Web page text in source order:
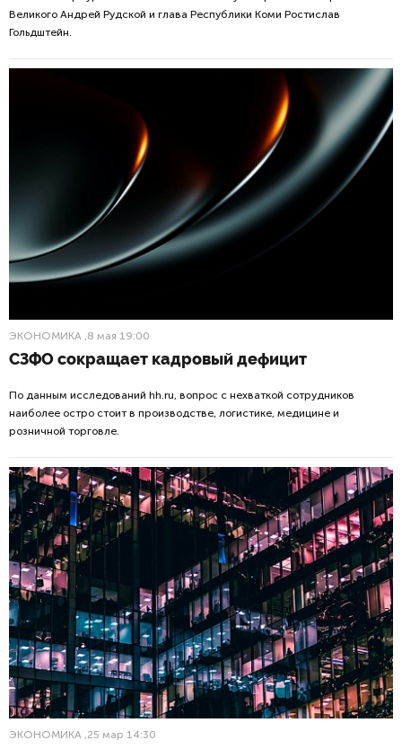
Великого Андрей Рудской и глава Республики Коми Ростислав
Гольдштейн.
ЭКОНОМИКА ,8 мая 19:00
СЗФО сокращает кадровый дефицит
По данным исследований hh.ru, вопрос с нехваткой сотрудников
наиболее остро стоит в производстве, логистике, медицине и
розничной торговле.
ЭКОНОМИКА ,25 мар 14:30